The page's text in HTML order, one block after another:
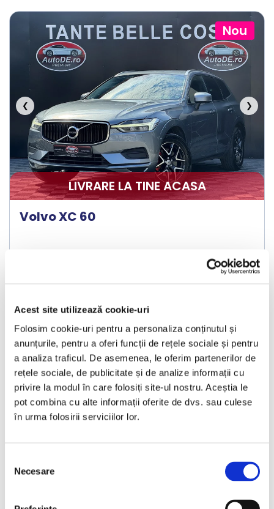
Acest site utilizează cookie-uri
Folosim cookie-uri pentru a personaliza conținutul și
anunțurile, pentru a oferi funcții de rețele sociale și pentru
a analiza traficul. De asemenea, le oferim partenerilor de
rețele sociale, de publicitate și de analize informații cu
privire la modul în care folosiți site-ul nostru. Aceștia le
pot combina cu alte informații oferite de dvs. sau culese
în urma folosirii serviciilor lor.
consimțământului
Necesare
Nou
❮ ❯
LIVRARE LA TINE ACASA
Volvo XC 60
€19.990
Programare vizionare
Vezi detalii